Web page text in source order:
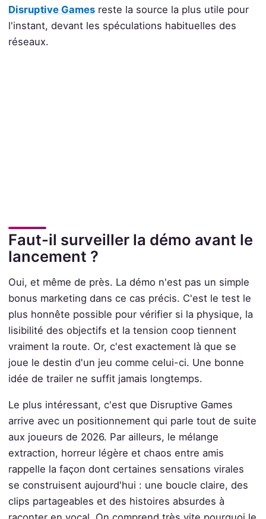
Disruptive Gamesreste la source la plus utile pour
l'instant, devant les spéculations habituelles des
réseaux.
Faut-il surveiller la démo avant le
lancement ?
Oui, et même de près. La démo n'est pas un simple
bonus marketing dans ce cas précis. C'est le test le
plus honnête possible pour vérifier si la physique, la
lisibilité des objectifs et la tension coop tiennent
vraiment la route. Or, c'est exactement là que se
joue le destin d'un jeu comme celui-ci. Une bonne
idée de trailer ne suffit jamais longtemps.
Le plus intéressant, c'est que Disruptive Games
arrive avec un positionnement qui parle tout de suite
aux joueurs de 2026. Par ailleurs, le mélange
extraction, horreur légère et chaos entre amis
rappelle la façon dont certaines sensations virales
se construisent aujourd'hui : une boucle claire, des
clips partageables et des histoires absurdes à